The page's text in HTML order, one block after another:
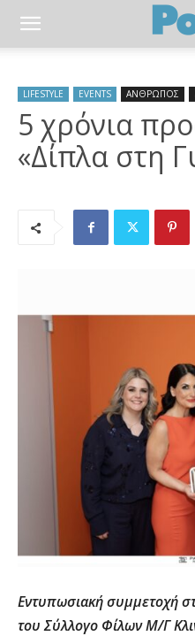
LIFESTYLE EVENTS ΑΝΘΡΩΠΟΣ
5 χρόνια
«Δίπλα στη
Εντυπωσιακή συμμετοχή
του Σύλλογο Φίλων Μ/Γ